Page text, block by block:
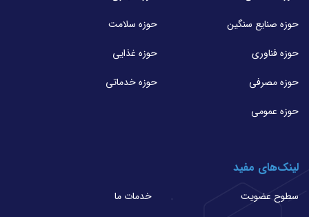
حوزه صنایع سنگین
حوزه سلامت
حوزه فناوری
حوزه غذایی
حوزه مصرفی
حوزه خدماتی
حوزه عمومی
لینک‌های مفید
سطوح عضویت
خدمات ما